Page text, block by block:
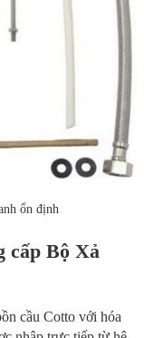
ổn định
cấp Bộ Xả
cầu Cotto với hóa